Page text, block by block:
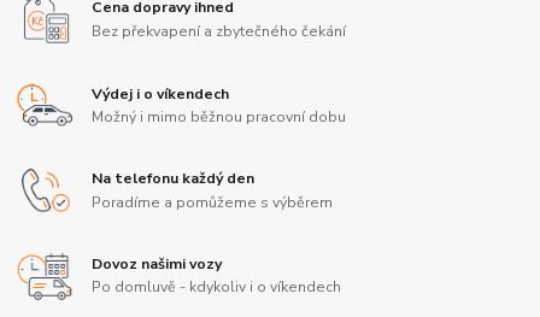
Cena dopravy ihned
Bez překvapení a zbytečného čekání
Výdej i o víkendech
Možný i mimo běžnou pracovní dobu
Na telefonu každý den
Poradíme a pomůžeme s výběrem
Dovoz našimi vozy
Po domluvě - kdykoliv i o víkendech